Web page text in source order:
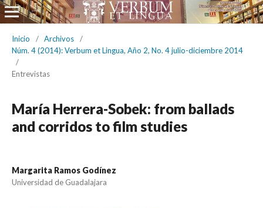
Inicio / Archivos
/
Núm. 4 (2014): Verbum et Lingua, Año 2, No. 4 julio-diciembre 2014
/
Entrevistas
María Herrera-Sobek: from ballads
and corridos to film studies
Margarita Ramos Godínez
Universidad de Guadalajara